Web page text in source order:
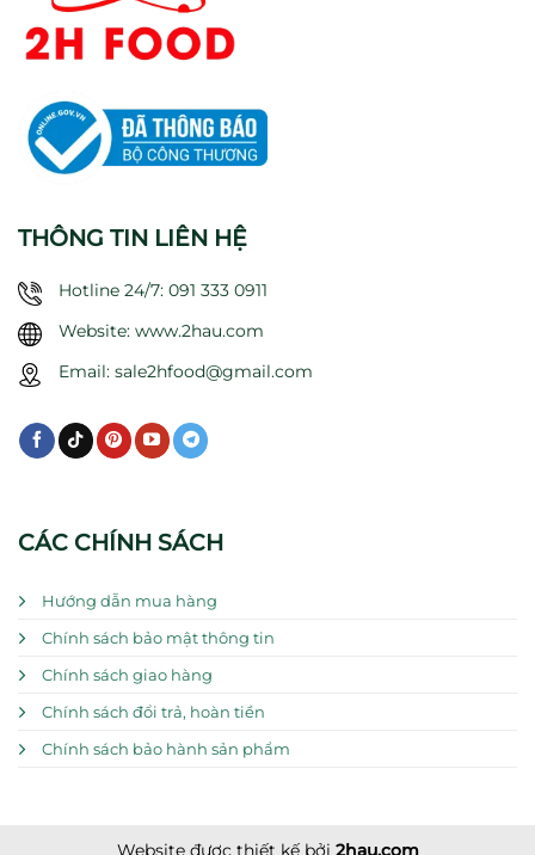
THÔNG TIN LIÊN HỆ
Hotline 24/7: 091 333 0911
Website: www.2hau.com
Email: sale2hfood@gmail.com
CÁC CHÍNH SÁCH
Hướng dẫn mua hàng
Chính sách bảo mật thông tin
Chính sách giao hàng
Chính sách đổi trả, hoàn tiền
Chính sách bảo hành sản phẩm
Website được thiết kế bởi 2hau.com